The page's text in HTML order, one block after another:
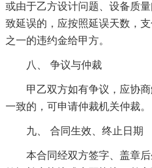
或由于乙方设计问题、设备质
致延误的，应按照延误天数，
之一的违约金给甲方。
八、 争议与仲裁
甲乙双方如有争议，应协
一致的，可申请仲裁机关仲裁。
九、 合同生效、终止日期
本合同经双方签字、盖章